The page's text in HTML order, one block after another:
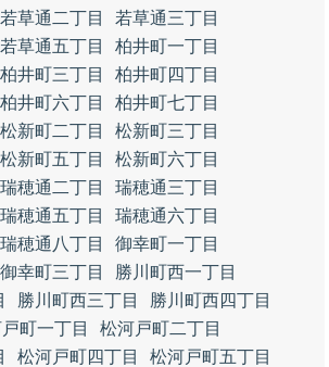
若草通二丁目
若草通三丁目
若草通五丁目
柏井町一丁目
柏井町三丁目
柏井町四丁目
柏井町六丁目
柏井町七丁目
松新町二丁目
松新町三丁目
松新町五丁目
松新町六丁目
瑞穂通二丁目
瑞穂通三丁目
瑞穂通五丁目
瑞穂通六丁目
瑞穂通八丁目
御幸町一丁目
御幸町三丁目
勝川町西一丁目
勝川町西三丁目
勝川町西四丁目
町一丁目
松河戸町二丁目
松河戸町四丁目
松河戸町五丁目